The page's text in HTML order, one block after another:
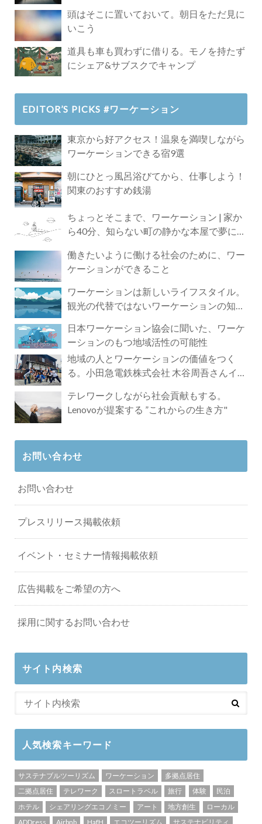
頭はそこに置いておいて。朝日をただ見に
いこう
道具も車も買わずに借りる。モノを持たず
にシェア&サブスクでキャンプ
EDITOR’S PICKS #ワーケーション
東京から好アクセス！温泉を満喫しながら
ワーケーションできる宿9選
朝にひとっ風呂浴びてから、仕事しよう！
関東のおすすめ銭湯
ちょっとそこまで、ワーケーション | 家か
ら40分、知らない町の静かな本屋で夢に近
働きたいように働ける社会のために、ワー
ケーションができること
ワーケーションは新しいライフスタイル。
観光の代替ではないワーケーションの知ら
日本ワーケーション協会に聞いた、ワーケ
ーションのもつ地域活性の可能性
地域の人とワーケーションの価値をつく
る。小田急電鉄株式会社 木谷周吾さんイン
テレワークしながら社会貢献もする。
Lenovoが提案する ”これからの生き方"
お問い合わせ
お問い合わせ
プレスリリース掲載依頼
イベント・セミナー情報掲載依頼
広告掲載をご希望の方へ
採用に関するお問い合わせ
サイト内検索
人気検索キーワード
サステナブルツーリズム ワーケーション
多拠点居住
二拠点居住
テレワーク スロートラベル 旅行 体験
民泊
ホテル
シェアリングエコノミー アート 地方創生
ローカル
ADDress
Airbnb HafH エコツーリズム サステナビリティ